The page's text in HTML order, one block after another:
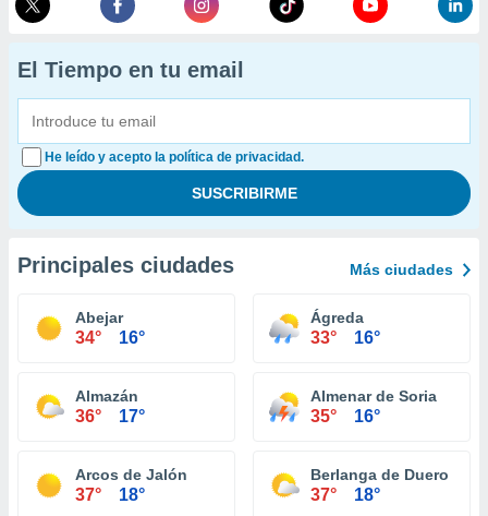
El Tiempo en tu email
He leído y acepto la política de privacidad.
Principales ciudades Más ciudades
Abejar
34° 16°
Ágreda
33° 16°
Almazán
36° 17°
Almenar de Soria
35° 16°
Arcos de Jalón
37° 18°
Berlanga de Duero
37° 18°